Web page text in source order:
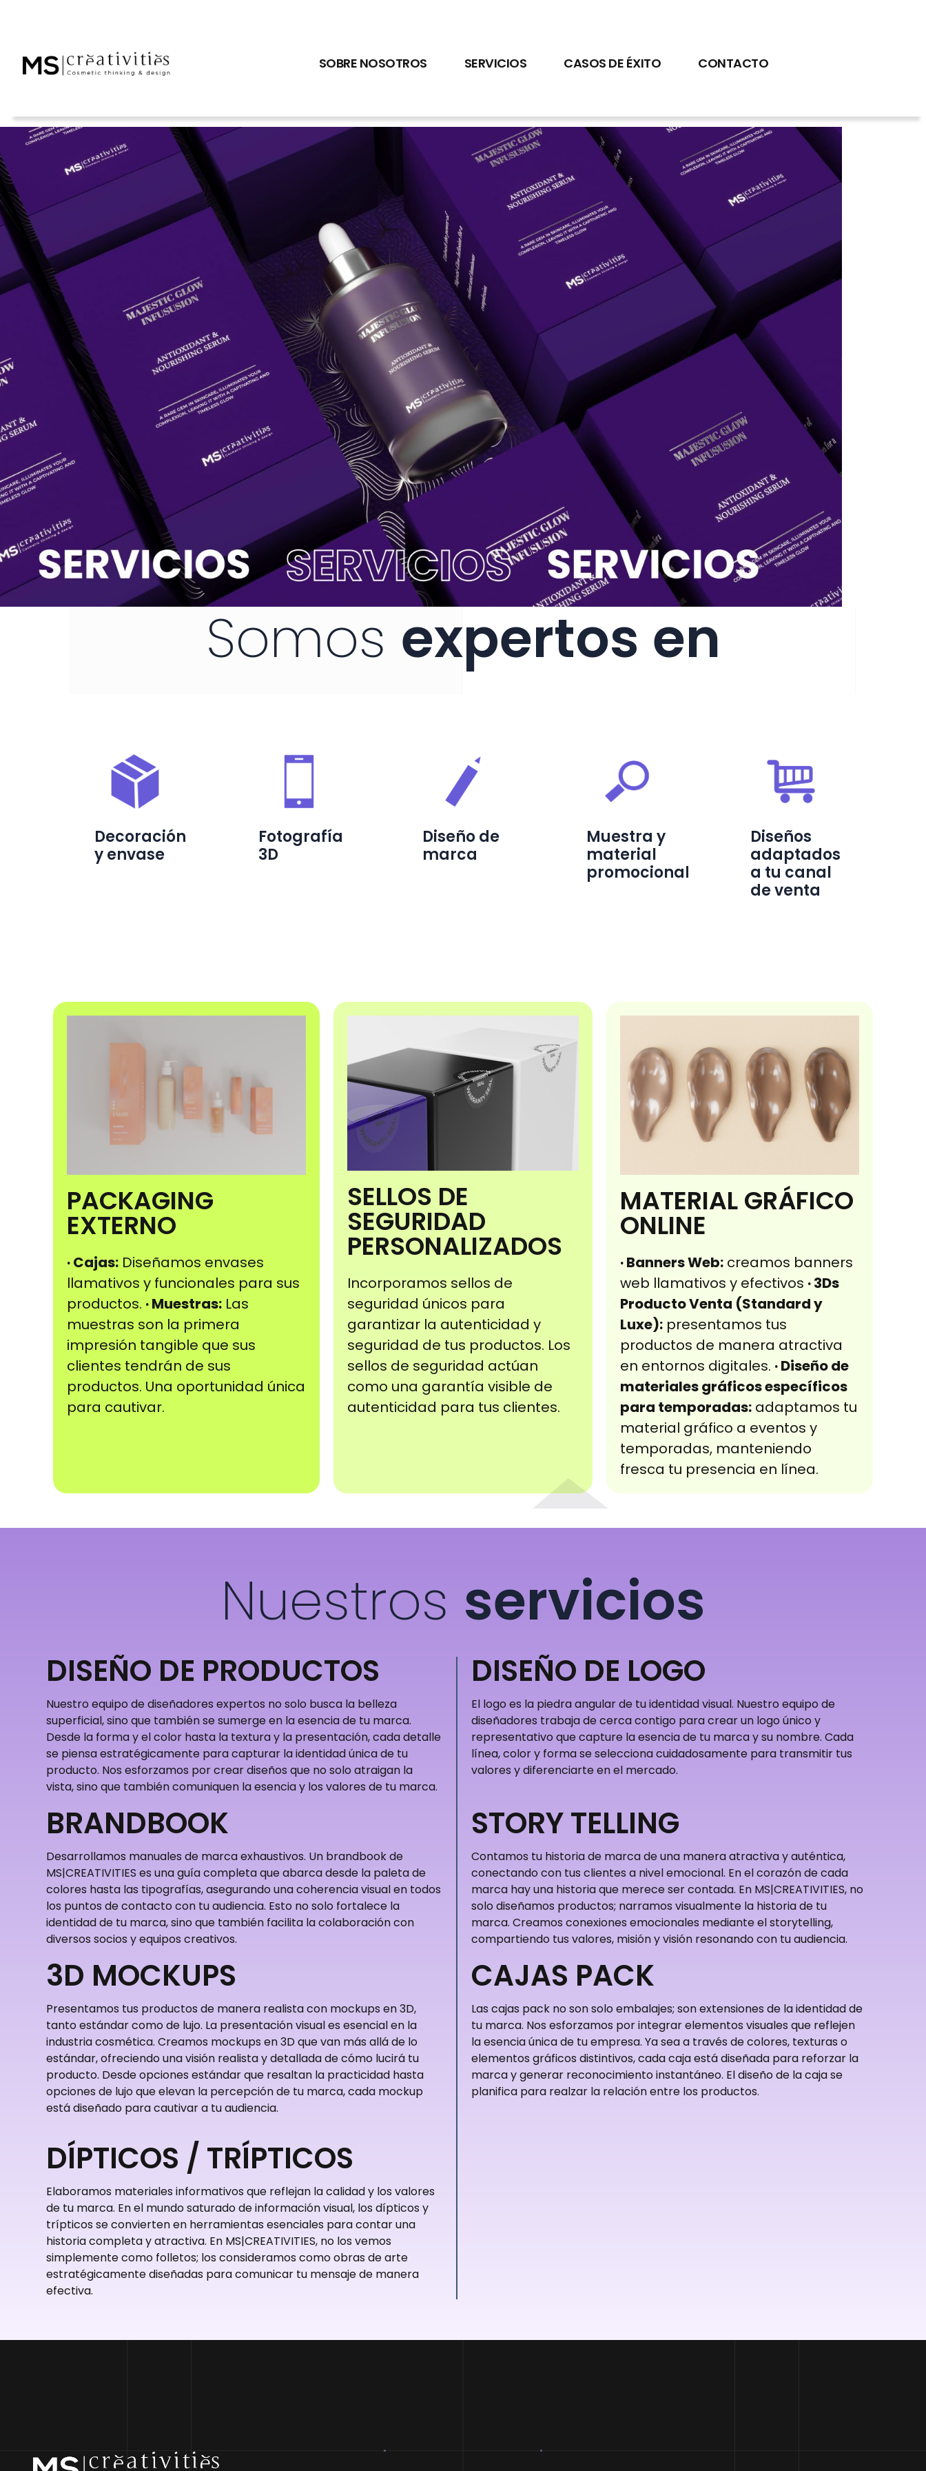
SOBRE NOSOTROS SERVICIOS CASOS DE ÉXITO CONTACTO
Somos expertos en
Decoración
y envase
Fotografía
3D
Diseño de
marca
Muestra y
material
promocional
Diseños
adaptados
a tu canal
de venta
PACKAGING
EXTERNO
· Cajas: Diseñamos envases
llamativos y funcionales para sus
productos. · Muestras: Las
muestras son la primera
impresión tangible que sus
clientes tendrán de sus
productos. Una oportunidad única
para cautivar.
SELLOS DE
SEGURIDAD
PERSONALIZADOS
Incorporamos sellos de
seguridad únicos para
garantizar la autenticidad y
seguridad de tus productos. Los
sellos de seguridad actúan
como una garantía visible de
autenticidad para tus clientes.
MATERIAL GRÁFICO
ONLINE
· Banners Web: creamos banners
web llamativos y efectivos · 3Ds
Producto Venta (Standard y
Luxe): presentamos tus
productos de manera atractiva
en entornos digitales. · Diseño de
materiales gráficos específicos
para temporadas: adaptamos tu
material gráfico a eventos y
temporadas, manteniendo
fresca tu presencia en línea.
Nuestros servicios
DISEÑO DE PRODUCTOS
Nuestro equipo de diseñadores expertos no solo busca la belleza
superficial, sino que también se sumerge en la esencia de tu marca.
Desde la forma y el color hasta la textura y la presentación, cada detalle
se piensa estratégicamente para capturar la identidad única de tu
producto. Nos esforzamos por crear diseños que no solo atraigan la
vista, sino que también comuniquen la esencia y los valores de tu marca.
DISEÑO DE LOGO
El logo es la piedra angular de tu identidad visual. Nuestro equipo de
diseñadores trabaja de cerca contigo para crear un logo único y
representativo que capture la esencia de tu marca y su nombre. Cada
línea, color y forma se selecciona cuidadosamente para transmitir tus
valores y diferenciarte en el mercado.
BRANDBOOK
Desarrollamos manuales de marca exhaustivos. Un brandbook de
MS|CREATIVITIES es una guía completa que abarca desde la paleta de
colores hasta las tipografías, asegurando una coherencia visual en todos
los puntos de contacto con tu audiencia. Esto no solo fortalece la
identidad de tu marca, sino que también facilita la colaboración con
diversos socios y equipos creativos.
STORY TELLING
Contamos tu historia de marca de una manera atractiva y auténtica,
conectando con tus clientes a nivel emocional. En el corazón de cada
marca hay una historia que merece ser contada. En MS|CREATIVITIES, no
solo diseñamos productos; narramos visualmente la historia de tu
marca. Creamos conexiones emocionales mediante el storytelling,
compartiendo tus valores, misión y visión resonando con tu audiencia.
3D MOCKUPS
Presentamos tus productos de manera realista con mockups en 3D,
tanto estándar como de lujo. La presentación visual es esencial en la
industria cosmética. Creamos mockups en 3D que van más allá de lo
estándar, ofreciendo una visión realista y detallada de cómo lucirá tu
producto. Desde opciones estándar que resaltan la practicidad hasta
opciones de lujo que elevan la percepción de tu marca, cada mockup
está diseñado para cautivar a tu audiencia.
CAJAS PACK
Las cajas pack no son solo embalajes; son extensiones de la identidad de
tu marca. Nos esforzamos por integrar elementos visuales que reflejen
la esencia única de tu empresa. Ya sea a través de colores, texturas o
elementos gráficos distintivos, cada caja está diseñada para reforzar la
marca y generar reconocimiento instantáneo. El diseño de la caja se
planifica para realzar la relación entre los productos.
DÍPTICOS / TRÍPTICOS
Elaboramos materiales informativos que reflejan la calidad y los valores
de tu marca. En el mundo saturado de información visual, los dípticos y
trípticos se convierten en herramientas esenciales para contar una
historia completa y atractiva. En MS|CREATIVITIES, no los vemos
simplemente como folletos; los consideramos como obras de arte
estratégicamente diseñadas para comunicar tu mensaje de manera
efectiva.